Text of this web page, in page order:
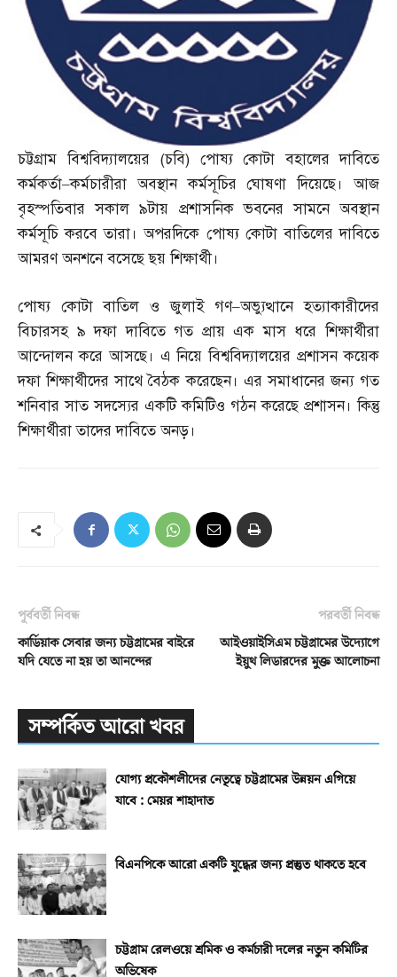
চট্টগ্রাম বিশ্ববিদ্যালয়ের (চবি) পোষ্য কোটা বহালের দাবিতে
কর্মকর্তা–কর্মচারীরা অবস্থান কর্মসূচির ঘোষণা দিয়েছে। আজ
বৃহস্পতিবার সকাল ৯টায় প্রশাসনিক ভবনের সামনে অবস্থান
কর্মসূচি করবে তারা। অপরদিকে পোষ্য কোটা বাতিলের দাবিতে
আমরণ অনশনে বসেছে ছয় শিক্ষার্থী।
পোষ্য কোটা বাতিল ও জুলাই গণ–অভ্যুত্থানে হত্যাকারীদের
বিচারসহ ৯ দফা দাবিতে গত প্রায় এক মাস ধরে শিক্ষার্থীরা
আন্দোলন করে আসছে। এ নিয়ে বিশ্ববিদ্যালয়ের প্রশাসন কয়েক
দফা শিক্ষার্থীদের সাথে বৈঠক করেছেন। এর সমাধানের জন্য গত
শনিবার সাত সদস্যের একটি কমিটিও গঠন করেছে প্রশাসন। কিন্তু
শিক্ষার্থীরা তাদের দাবিতে অনড়।
পূর্ববর্তী নিবন্ধ
কার্ডিয়াক সেবার জন্য চট্টগ্রামের বাইরে
যদি যেতে না হয় তা আনন্দের
পরবর্তী নিবন্ধ
আইওয়াইসিএম চট্টগ্রামের উদ্যোগে
ইয়ুথ লিডারদের মুক্ত আলোচনা
সম্পর্কিত আরো খবর
যোগ্য প্রকৌশলীদের নেতৃত্বে চট্টগ্রামের উন্নয়ন এগিয়ে
যাবে : মেয়র শাহাদাত
বিএনপিকে আরো একটি যুদ্ধের জন্য প্রস্তুত থাকতে হবে
চট্টগ্রাম রেলওয়ে শ্রমিক ও কর্মচারী দলের নতুন কমিটির
অভিষেক